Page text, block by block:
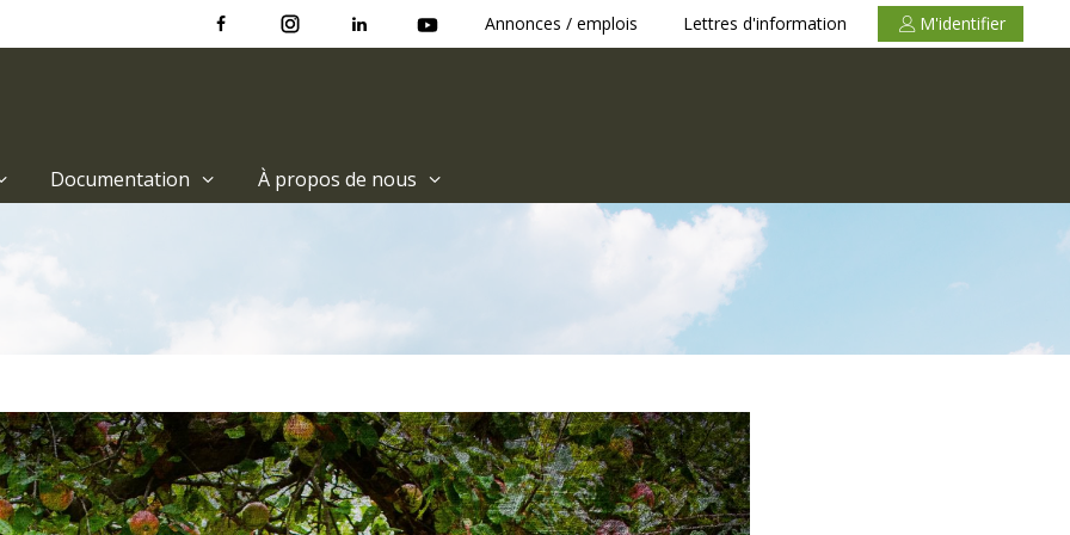
Annonces / emplois Lettres d'information M'identifier
Documentation À propos de nous